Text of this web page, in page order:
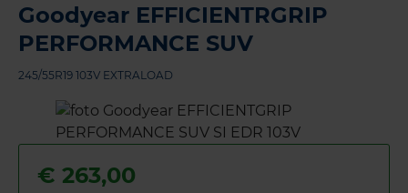
Goodyear EFFICIENTRGRIP
PERFORMANCE SUV
245/55R19 103V EXTRALOAD
€ 263,00